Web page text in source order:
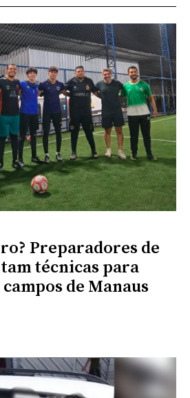
Preparadores de
técnicas para
de Manaus